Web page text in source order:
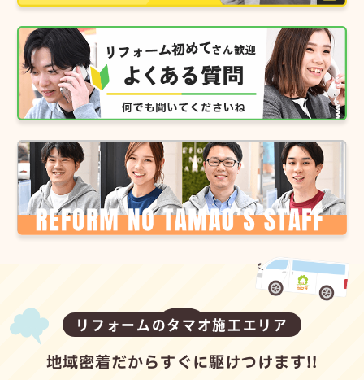
リフォームのタマオ施工エリア
地域密着だからすぐに駆けつけます!!